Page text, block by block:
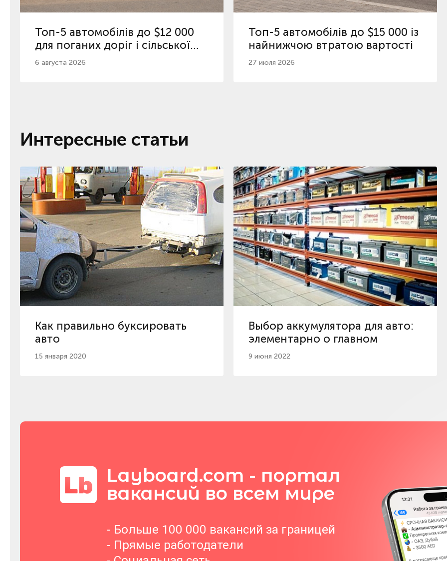
Топ-5 автомобілів до $12 000
для поганих доріг і сільської
місцевості
6 августа 2026
Топ-5 автомобілів до $15 000 із
найнижчою втратою вартості
27 июля 2026
Интересные статьи
Как правильно буксировать
авто
15 января 2020
Выбор аккумулятора для авто:
элементарно о главном
9 июня 2022
Layboard.com - портал
вакансий во всем мире
- Больше 100 000 вакансий за границей
- Прямые работодатели